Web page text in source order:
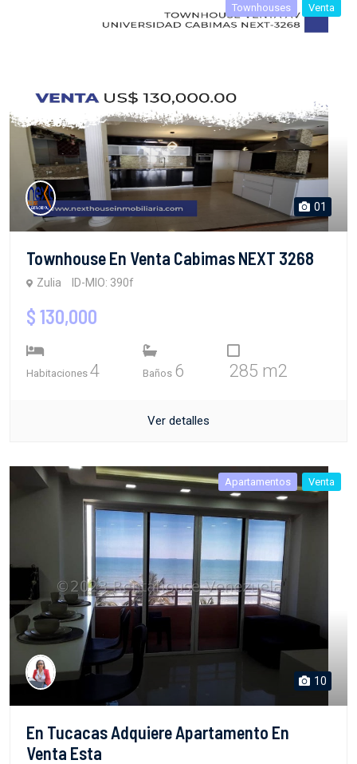
Townhouses Venta
01
Townhouse En Venta Cabimas NEXT 3268
Zulia ID-MIO: 390f
$ 130,000
Habitaciones 4 Baños 6 285 m2
Ver detalles
Apartamentos Venta
10
En Tucacas Adquiere Apartamento En
Venta Esta